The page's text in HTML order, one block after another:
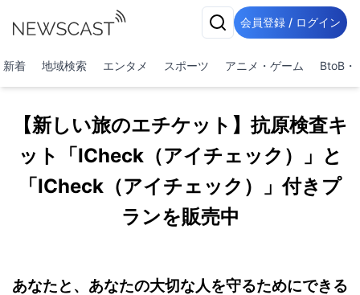
会員登録 / ログイン
新着 地域検索 エンタメ スポーツ アニメ・ゲーム BtoB・
【新しい旅のエチケット】抗原検査キ
ット「ICheck（アイチェック）」と
「ICheck（アイチェック）」付きプ
ランを販売中
あなたと、あなたの大切な人を守るためにできる